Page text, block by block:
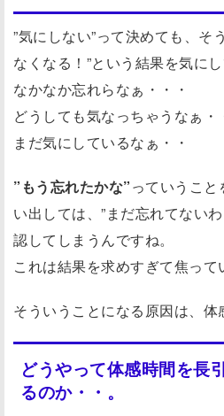
”気にしない”って決めても、そ
なくなる！”という結果を気にし
なかなか忘れらなぁ・・・
どうしても気なっちゃうなぁ・
まだ気にしているなぁ・・
”もう忘れたかな”っていうこ
い出しては、”まだ忘れてない
認してしまうんですね。
これは結果を求めすぎて焦って
そういうことになる原因は、体
どうやって体感時間を長
るのか・・。